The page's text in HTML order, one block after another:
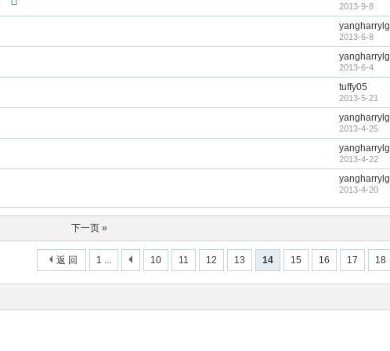
2013-9-8
yangharrylg
2013-6-8
yangharrylg
2013-6-4
tuffy05
2013-5-21
yangharrylg
2013-4-25
yangharrylg
2013-4-22
yangharrylg
2013-4-20
下一页 »
1 ... 10 11 12 13 14 15 16 17 18
返 回